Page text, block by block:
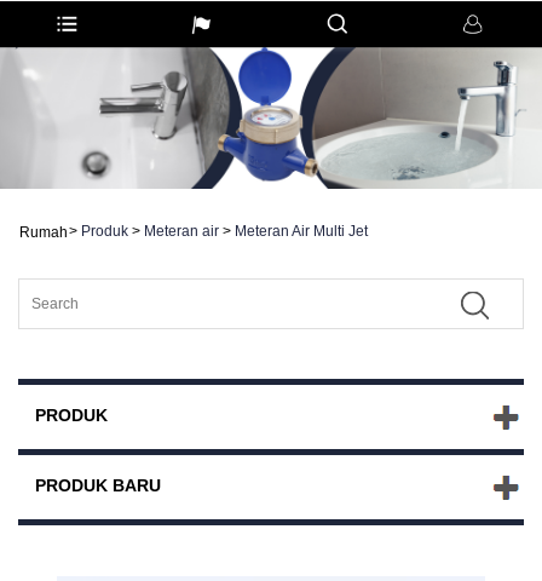
Rumah> Produk > Meteran air > Meteran Air Multi Jet
PRODUK
PRODUK BARU